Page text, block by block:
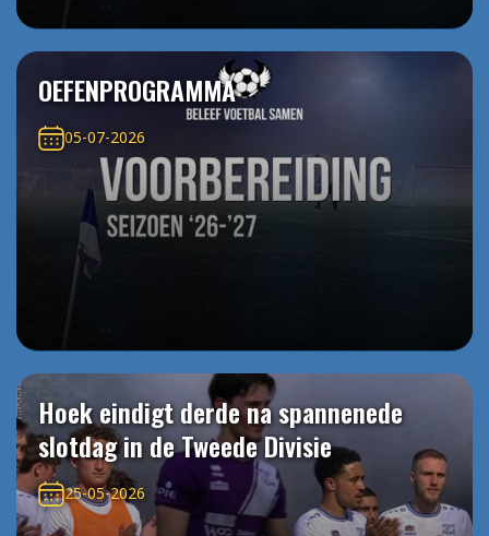
OEFENPROGRAMMA
05-07-2026
Hoek eindigt derde na spannenede
slotdag in de Tweede Divisie
25-05-2026